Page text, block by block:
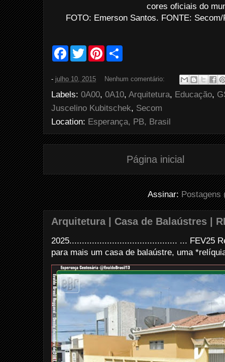
cores oficiais do
FOTO: Emerson Santos. FONTE:
F
b
o
k
T
w
t
r
P
e
e
s
t
e
- julho 10, 2015 Nenhum comentário:
Labels: 0A00, 0A10, Arquitetura, Educação,
Juscelino Kubitschek, Secom
Location: Esperança, PB, Brasil
Página inicial
Assinar:Postagens
Arquitetura | Casa de Balaústres |
2025........................................... ... FEV25
para mais um casa de balaústre, uma